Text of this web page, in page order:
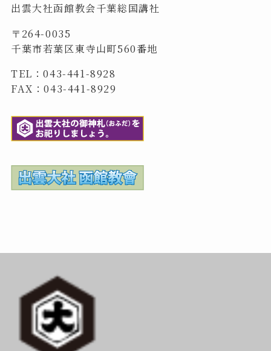
出雲大社函館教会千葉総国講社
〒264-0035
千葉市若葉区東寺山町560番地
TEL：043-441-8928
FAX：043-441-8929